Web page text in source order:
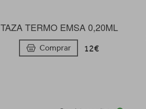
TAZA TERMO EMSA 0,20ML
Comprar 12€